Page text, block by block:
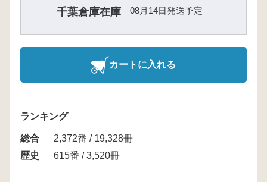
千葉倉庫在庫
08月14日発送予定
カートに入れる
ランキング
総合
2,372番 / 19,328冊
歴史
615番 / 3,520冊